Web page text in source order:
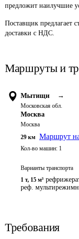
предложит наилучшие
Поставщик предлагает
доставки с НДС.
Маршруты и
Мытищи →
Московская обл.
Москва
Москва
29 км Маршрут
Кол-во машин: 1
Варианты транспорта
1 т, 15 м³
реф.
Требования